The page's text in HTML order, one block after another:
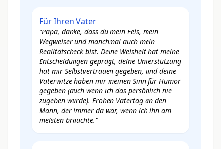
Für Ihren Vater
"Papa, danke, dass du mein Fels, mein
Wegweiser und manchmal auch mein
Realitätscheck bist. Deine Weisheit hat meine
Entscheidungen geprägt, deine Unterstützung
hat mir Selbstvertrauen gegeben, und deine
Vaterwitze haben mir meinen Sinn für Humor
gegeben (auch wenn ich das persönlich nie
zugeben würde). Frohen Vatertag an den
Mann, der immer da war, wenn ich ihn am
meisten brauchte."